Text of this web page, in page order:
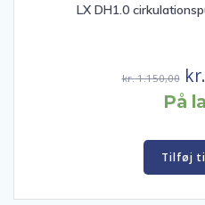
LX DH1.0
kr.1.150,00
kr.
kr.
På
Tilføj